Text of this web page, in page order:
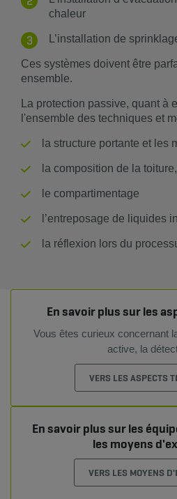
chaleur
L’installation de
Ces systèmes doivent être
ensemble.
La protection passive, quant à
l'ensemble des techniques et
la structure portante et les
la composition de la
le compartimentage
l’entreposage de liquides
la réflexion lors du
En savoir plus sur les
Vous êtes curieux concernant
active, la
VERS LES ASPECTS
En savoir plus sur les
les moyens
VERS LES MOYENS